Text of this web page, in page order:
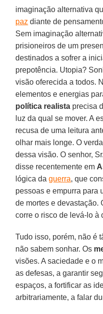
imaginação alternativa
paz diante de
Sem imaginação
prisioneiros de um
destinados a sofrer a
prepotência. Utopia?
visão oferecida a todos.
elementos e energias
política realista precisa
luz da qual se mover. A
recusa de uma leitura
olhar mais longe. O
dessa visão. O senhor,
disse recentemente em
lógica daguerra, que
pessoas e empurra para
de mortes e devastação.
corre o risco de levá-lo à
Tudo isso, porém, não é
não sabem sonhar. Os
visões. A saciedade e o
as defesas, a garantir
espaços, a fortificar as
arbitrariamente, a falar